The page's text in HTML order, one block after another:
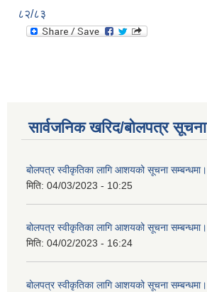
८२/८३
सार्वजनिक खरिद/बोलपत्र सूचना
बोलपत्र स्वीकृतिका लागि आशयको सूचना सम्बन्धमा।
मिति: 04/03/2023 - 10:25
बोलपत्र स्वीकृतिका लागि आशयको सूचना सम्बन्धमा।
मिति: 04/02/2023 - 16:24
बोलपत्र स्वीकृतिका लागि आशयको सूचना सम्बन्धमा।